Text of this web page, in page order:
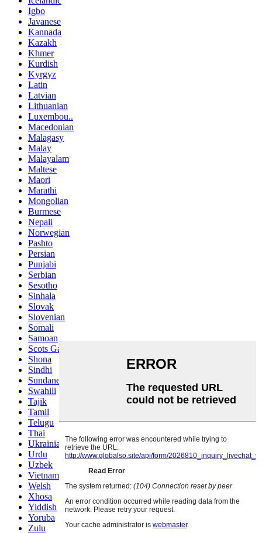
Igbo
Javanese
Kannada
Kazakh
Khmer
Kurdish
Kyrgyz
Latin
Latvian
Lithuanian
Luxembou..
Macedonian
Malagasy
Malay
Malayalam
Maltese
Maori
Marathi
Mongolian
Burmese
Nepali
Norwegian
Pashto
Persian
Punjabi
Serbian
Sesotho
Sinhala
Slovak
Slovenian
Somali
Samoan
Scots Gaelic
Shona
Sindhi
Sundanese
Swahili
Tajik
Tamil
Telugu
Thai
Ukrainian
Urdu
Uzbek
Vietnamese
Welsh
Xhosa
Yiddish
Yoruba
Zulu